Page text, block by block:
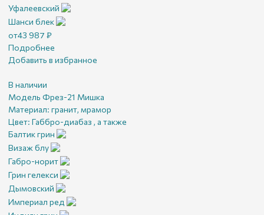
Уфалеевский
Шанси блек
от43 987 ₽
Подробнее
Добавить в избранное
В наличии
Модель Фрез-21 Мишка
Материал: гранит, мрамор
Цвет: Габбро-диабаз , а также
Балтик грин
Визаж блу
Габро-норит
Грин гелекси
Дымовский
Империал ред